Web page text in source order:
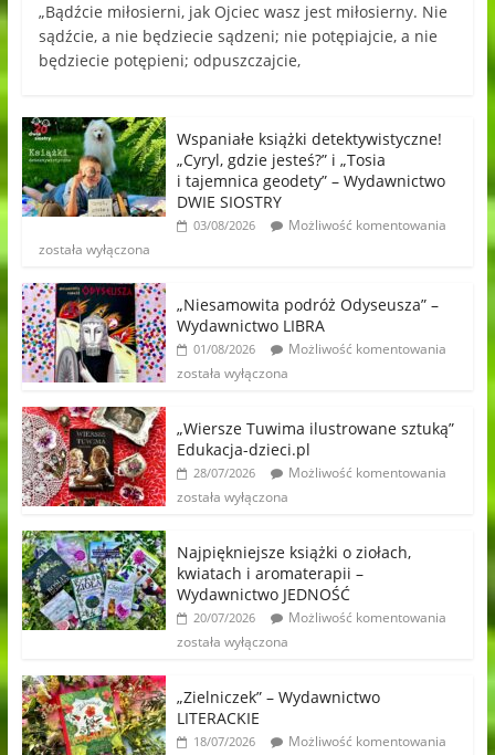
„Bądźcie miłosierni, jak Ojciec wasz jest miłosierny. Nie
sądźcie, a nie będziecie sądzeni; nie potępiajcie, a nie
będziecie potępieni; odpuszczajcie,
Wspaniałe książki detektywistyczne!
„Cyryl, gdzie jesteś?” i „Tosia
i tajemnica geodety” – Wydawnictwo
DWIE SIOSTRY
03/08/2026
Możliwość komentowania
została wyłączona
„Niesamowita podróż Odyseusza” –
Wydawnictwo LIBRA
01/08/2026
Możliwość komentowania
została wyłączona
„Wiersze Tuwima ilustrowane sztuką”
Edukacja-dzieci.pl
28/07/2026
Możliwość komentowania
została wyłączona
Najpiękniejsze książki o ziołach,
kwiatach i aromaterapii –
Wydawnictwo JEDNOŚĆ
20/07/2026
Możliwość komentowania
została wyłączona
„Zielniczek” – Wydawnictwo
LITERACKIE
18/07/2026
Możliwość komentowania